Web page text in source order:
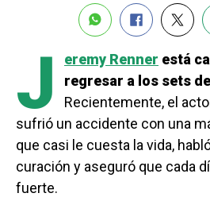
J eremy Renner está
regresar a los sets
Recientemente, el
sufrió un accidente con una
que casi le cuesta la vida,
curación y aseguró que cada
fuerte.